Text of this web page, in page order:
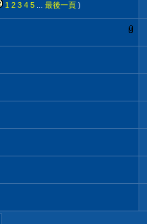
1 2 3 4 5 最後一頁 )